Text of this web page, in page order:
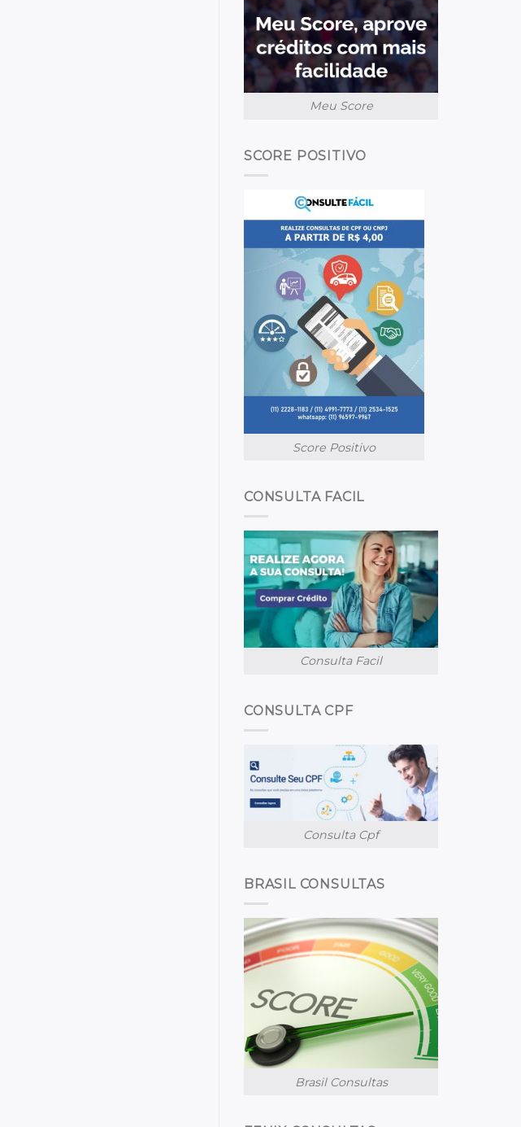
Meu Score
SCORE POSITIVO
Score Positivo
CONSULTA FACIL
Consulta Facil
CONSULTA CPF
Consulta Cpf
BRASIL CONSULTAS
Brasil Consultas